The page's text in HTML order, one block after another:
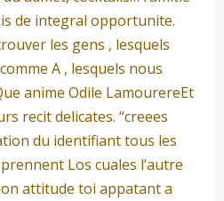
de integral opportunite.
les gens , lesquels
A , lesquels nous
anime Odile LamourereEt
recit delicates. “creees
du identifiant tous les
Los cuales l’autre
attitude toi appatant a